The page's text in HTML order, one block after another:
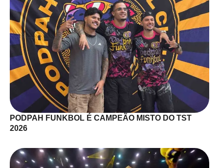
PODPAH FUNKBOL É CAMPEÃO MISTO DO TST
2026